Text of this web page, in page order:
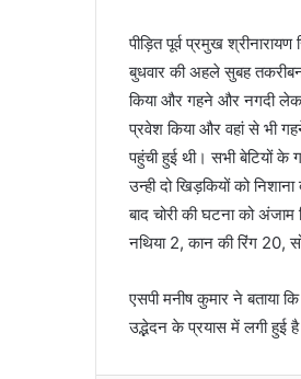
पीड़ित पूर्व प्रमुख
बुधवार की अहले सुबह
किया और गहने और नगदी
प्रवेश किया और वहां से भी
पहुंची हुई थी। सभी बेटियों
उन्ही दो खिड़कियों को
बाद चोरी की घटना को
नथिया 2, कान की रिंग 20,
एसपी मनीष कुमार ने बताया
उद्भेदन के प्रयास में लगी हुई